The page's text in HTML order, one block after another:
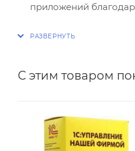
приложений
способности,
Поддержка приложений RhoMobile позволяет легко и экономически выгодно осуществлять разработку и
Полноценная
2,8-дюймовый
С этим товаром